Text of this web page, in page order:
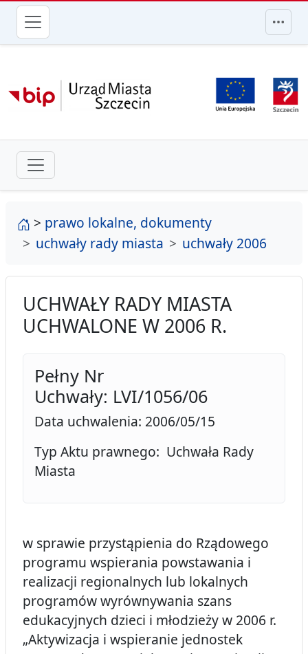
przejdź do głównego menu
strona główna
> prawo lokalne, dokumenty
uchwały rady miasta
uchwały 2006
UCHWAŁY RADY MIASTA
UCHWALONE W 2006 R.
Pełny Nr
Uchwały: LVI/1056/06
Data uchwalenia: 2006/05/15
Typ Aktu prawnego: Uchwała Rady
Miasta
w sprawie przystąpienia do Rządowego
programu wspierania powstawania i
realizacji regionalnych lub lokalnych
programów wyrównywania szans
edukacyjnych dzieci i młodzieży w 2006 r.
„Aktywizacja i wspieranie jednostek